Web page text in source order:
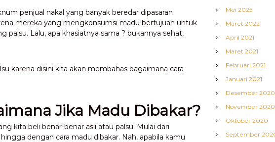
penjual nakal yang banyak beredar dipasaran
mereka yang mengkonsumsi madu bertujuan untuk
Lalu, apa khasiatnya sama ? bukannya sehat,
karena disini kita akan membahas bagaimana cara
Jika Madu Dibakar?
kita beli benar-benar asli atau palsu. Mulai dari
dengan cara madu dibakar. Nah, apabila kamu
Mei 2025
Maret 2022
April 2021
Maret 2021
Februari 2021
Januari 2021
Desember 2020
November 2020
Oktober 2020
September